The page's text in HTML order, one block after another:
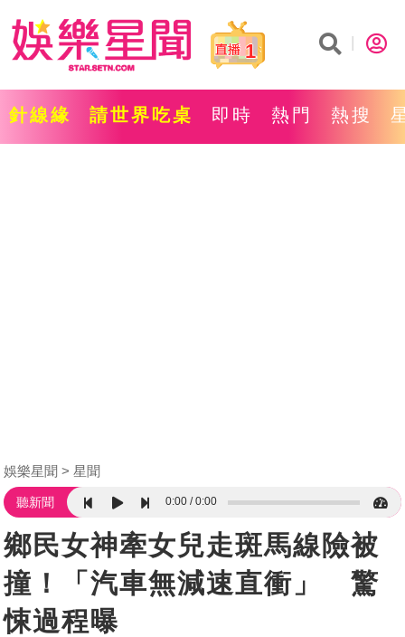
1
針線緣 請世界吃桌 即時 熱門 熱搜
娛樂星聞 星聞
聽新聞 0:00 0:00
鄉民女神牽女兒走斑馬線險被
撞！「汽車無減速直衝」 驚
悚過程曝